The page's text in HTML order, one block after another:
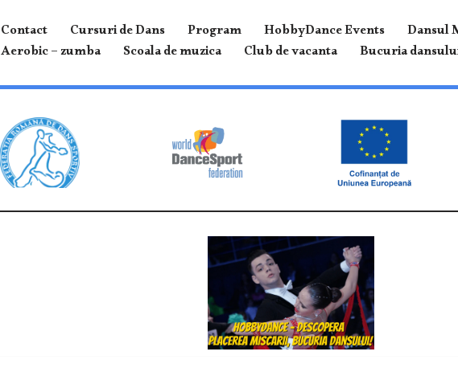
Contact Cursuri de Dans Program HobbyDance Events
Dansul
Aerobic – zumba
Scoala de muzica Club de vacanta Bucuria